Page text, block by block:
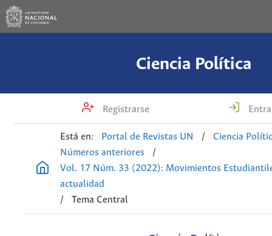
Ciencia Política
Registrarse
Está en: Portal de Revistas UN /
Ciencia
Números anteriores
/
Vol. 17 Núm. 33 (2022): Movimientos
actualidad
/
Tema Central